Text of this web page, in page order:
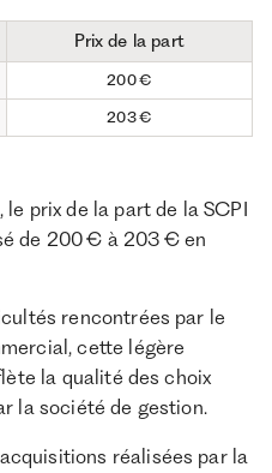
Prix de la part
200 €
203 €
prix de la part de la SCPI
de 200 € à 203 € en
rencontrées par le
cette légère
la qualité des choix
la société de gestion.
réalisées par la